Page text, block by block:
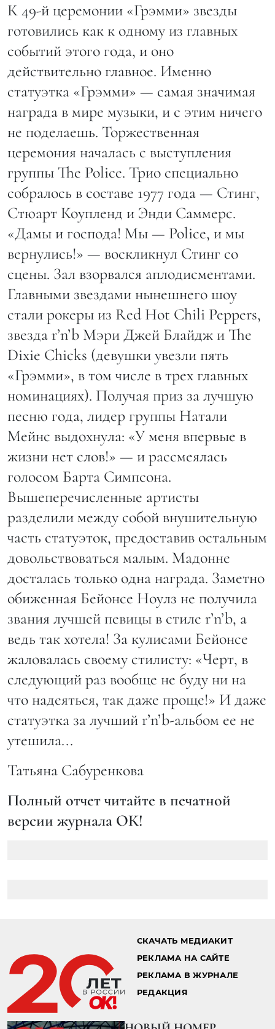
К 49-й церемонии «Грэмми» звезды
готовились как к одному из главных
событий этого года, и оно
действительно главное. Именно
статуэтка «Грэмми» — самая значимая
награда в мире музыки, и с этим ничего
не поделаешь. Торжественная
церемония началась с выступления
группы The Police. Трио специально
собралось в составе 1977 года — Стинг,
Стюарт Коупленд и Энди Саммерс.
«Дамы и господа! Мы — Police, и мы
вернулись!» — воскликнул Стинг со
сцены. Зал взорвался аплодисментами.
Главными звездами нынешнего шоу
стали рокеры из Red Hot Chili Peppers,
звезда r’n’b Мэри Джей Блайдж и The
Dixie Chicks (девушки увезли пять
«Грэмми», в том числе в трех главных
номинациях). Получая приз за лучшую
песню года, лидер группы Натали
Мейнс выдохнула: «У меня впервые в
жизни нет слов!» — и рассмеялась
голосом Барта Симпсона.
Вышеперечисленные артисты
разделили между собой внушительную
часть статуэток, предоставив остальным
довольствоваться малым. Мадонне
досталась только одна награда. Заметно
обиженная Бейонсе Ноулз не получила
звания лучшей певицы в стиле r’n’b, а
ведь так хотела! За кулисами Бейонсе
жаловалась своему стилисту: «Черт, в
следующий раз вообще не буду ни на
что надеяться, так даже проще!» И даже
статуэтка за лучший r’n’b-альбом ее не
утешила...
Татьяна Сабуренкова
Полный отчет читайте в печатной
версии журнала ОК!
СКАЧАТЬ МЕДИАКИТ
РЕКЛАМА НА САЙТЕ
РЕКЛАМА В ЖУРНАЛЕ
РЕДАКЦИЯ